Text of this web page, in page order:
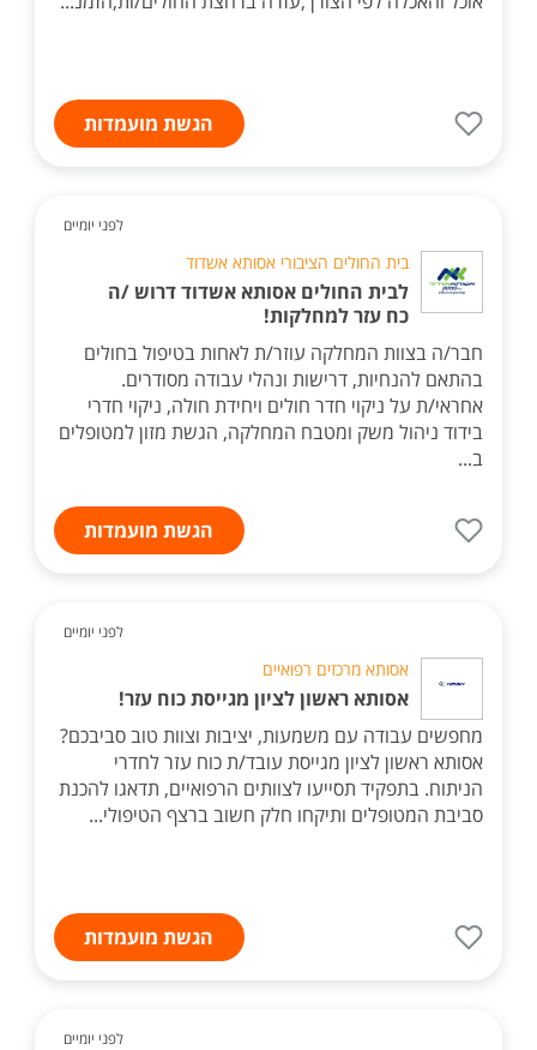
הגשת מועמדות
לפני יומיים
בית החולים הציבורי אסותא אשדוד
לבית החולים אסותא אשדוד דרוש /ה
כח עזר למחלקות!
חבר/ה בצוות המחלקה עוזר/ת לאחות בטיפול בחולים
בהתאם להנחיות, דרישות ונהלי עבודה מסודרים.
אחראי/ת על ניקוי חדר חולים ויחידת חולה, ניקוי חדרי
בידוד ניהול משק ומטבח המחלקה, הגשת מזון למטופלים
ב...
הגשת מועמדות
לפני יומיים
אסותא מרכזים רפואיים
אסותא ראשון לציון מגייסת כוח עזר!
מחפשים עבודה עם משמעות, יציבות וצוות טוב סביבכם?
אסותא ראשון לציון מגייסת עובד/ת כוח עזר לחדרי
הניתוח. בתפקיד תסייעו לצוותים הרפואיים, תדאגו להכנת
סביבת המטופלים ותיקחו חלק חשוב ברצף הטיפולי...
הגשת מועמדות
לפני יומיים